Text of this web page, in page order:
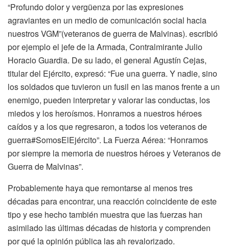
“Profundo dolor y vergüenza por las expresiones
agraviantes en un medio de comunicación social hacia
nuestros VGM”(veteranos de guerra de Malvinas).­ escribió
por ejemplo el jefe de la Armada, Contralmirante Julio
Horacio Guardia. De su lado, el general Agustín Cejas,
titular del Ejército, expresó: “Fue una guerra. Y nadie, sino
los soldados que tuvieron un fusil en las manos frente a un
enemigo, pueden interpretar y valorar las conductas, los
miedos y los heroísmos. Honramos a nuestros héroes
caídos y a los que regresaron, a todos los veteranos de
guerra#SomosElEjército”. La Fuerza Aérea: “Honramos
por siempre la memoria de nuestros héroes y Veteranos de
Guerra de Malvinas”.
Probablemente haya que remontarse al menos tres
décadas para encontrar, una reacción coincidente de este
tipo y ese hecho también muestra que las fuerzas han
asimilado las últimas décadas de historia y comprenden
por qué la opinión pública las ah revalorizado.